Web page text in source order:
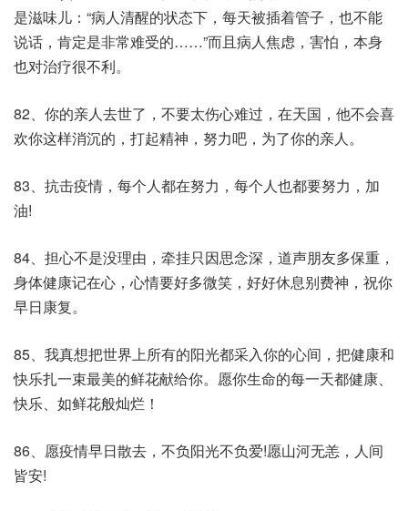
是滋味儿：“病人清醒的状态下，每天被插着管子，也不能
说话，肯定是非常难受的……”而且病人焦虑，害怕，本身
也对治疗很不利。
82、你的亲人去世了，不要太伤心难过，在天国，他不会喜
欢你这样消沉的，打起精神，努力吧，为了你的亲人。
83、抗击疫情，每个人都在努力，每个人也都要努力，加
油!
84、担心不是没理由，牵挂只因思念深，道声朋友多保重，
身体健康记在心，心情要好多微笑，好好休息别费神，祝你
早日康复。
85、我真想把世界上所有的阳光都采入你的心间，把健康和
快乐扎一束最美的鲜花献给你。愿你生命的每一天都健康、
快乐、如鲜花般灿烂！
86、愿疫情早日散去，不负阳光不负爱!愿山河无恙，人间
皆安!